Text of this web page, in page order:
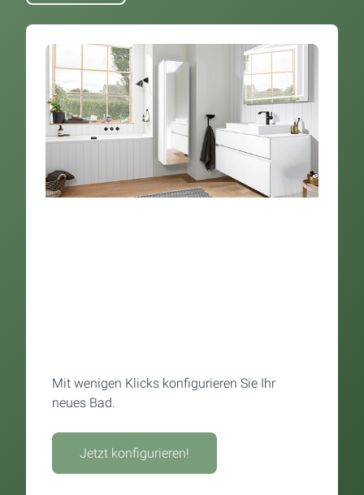
Mit wenigen Klicks konfigurieren Sie Ihr
neues Bad.
Jetzt konfigurieren!